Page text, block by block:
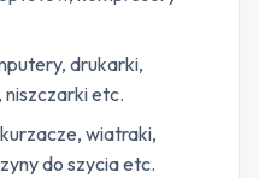
drukarki,
niszczarki etc.
wiatraki,
do szycia etc.